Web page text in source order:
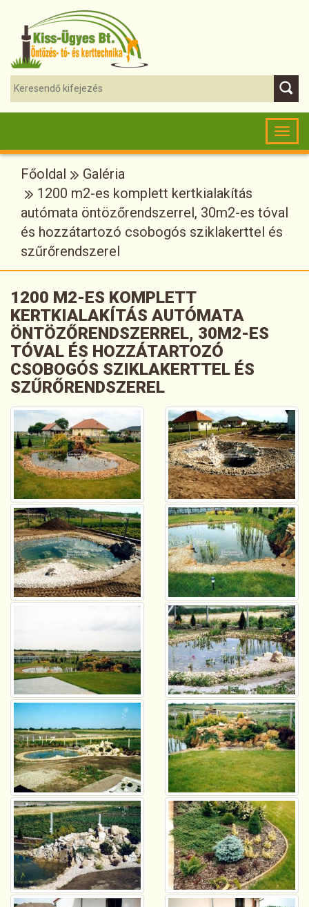
Főoldal
Galéria
1200 m2-es komplett kertkialakítás
autómata öntözőrendszerrel, 30m2-es tóval
és hozzátartozó csobogós sziklakerttel és
szűrőrendszerel
1200 M2-ES KOMPLETT
KERTKIALAKÍTÁS AUTÓMATA
ÖNTÖZŐRENDSZERREL, 30M2-ES
TÓVAL ÉS HOZZÁTARTOZÓ
CSOBOGÓS SZIKLAKERTTEL ÉS
SZŰRŐRENDSZEREL